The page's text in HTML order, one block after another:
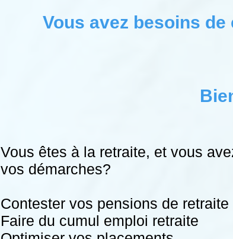
Vous avez besoins
Vous êtes à la retraite, et vous
vos démarches?
Contester vos pensions de retraite
Faire du cumul emploi retraite